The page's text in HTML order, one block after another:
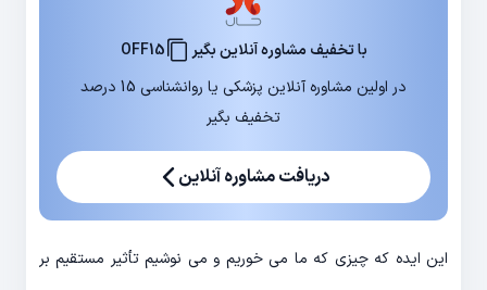
با تخفیف مشاوره آنلاین بگیر
OFF15
در اولین مشاوره آنلاین پزشکی یا روانشناسی 15 درصد
تخفیف بگیر
دریافت مشاوره آنلاین
این ایده که چیزی که ما می خوریم و می نوشیم تأثیر مستقیم بر